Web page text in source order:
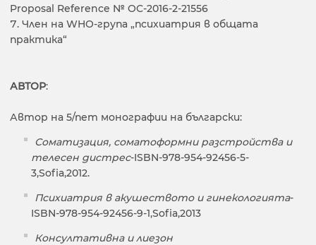
Proposal Reference № OC-2016-2-21556
Член на WHO-група „психиатрия в общата
практика“
АВТОР:
Автор на 5/пет монографии на български:
Соматизация, соматоформни разстройства и
телесен дистрес-ISBN-978-954-92456-5-
3,Sofia,2012.
Психиатрия в акушеството и гинекологията-
ISBN-978-954-92456-9-1,Sofia,2013
Консултативна и лиезон